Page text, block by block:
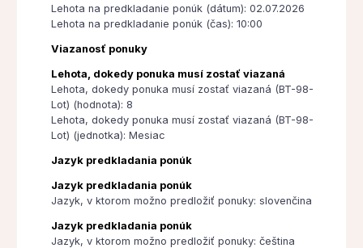
Lehota na predkladanie ponúk (dátum): 02.07.2026
Lehota na predkladanie ponúk (čas): 10:00
Viazanosť ponuky
Lehota, dokedy ponuka musí zostať viazaná
Lehota, dokedy ponuka musí zostať viazaná (BT-98-
Lot) (hodnota): 8
Lehota, dokedy ponuka musí zostať viazaná (BT-98-
Lot) (jednotka): Mesiac
Jazyk predkladania ponúk
Jazyk predkladania ponúk
Jazyk, v ktorom možno predložiť ponuky: slovenčina
Jazyk predkladania ponúk
Jazyk, v ktorom možno predložiť ponuky: čeština